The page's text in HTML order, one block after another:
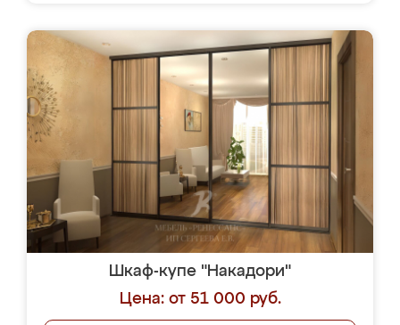
Шкаф-купе "Накадори"
Цена: от 51 000 руб.